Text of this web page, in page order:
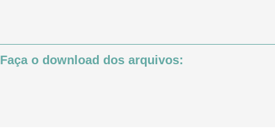
Faça o download dos arquivos: